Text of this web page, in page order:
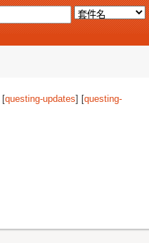
[questing-updates] [questing-